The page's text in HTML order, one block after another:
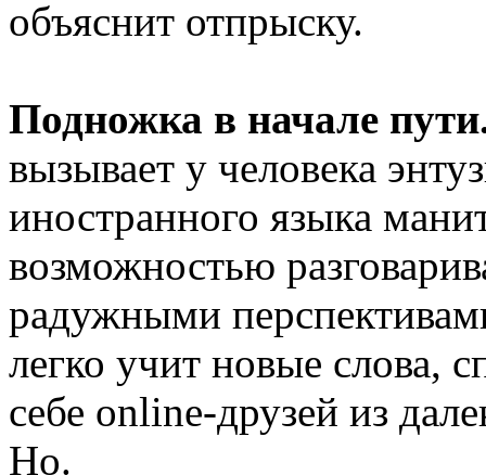
объяснит отпрыску.
Подножка в начале
вызывает у человека
иностранного языка
возможностью
радужными
легко учит новые слова,
себе online-друзей из
Но.